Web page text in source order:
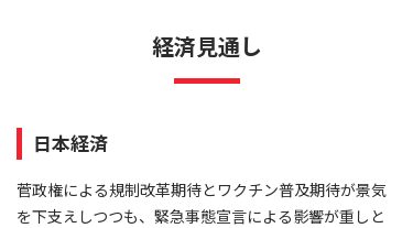
経済見通し
日本経済
菅政権による規制改革期待とワクチン普及期待が景気
を下支えしつつも、緊急事態宣言による影響が重しと